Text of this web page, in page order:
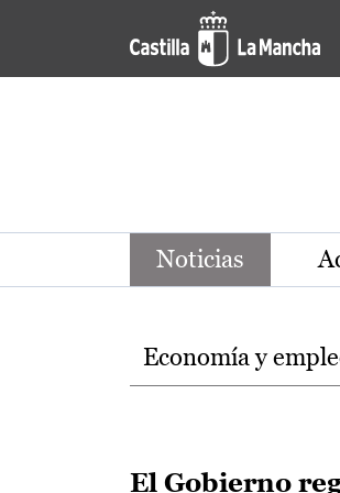
Pasar al contenido principal
Noticias de la
Noticias
Temas
Economía y
El Gobierno